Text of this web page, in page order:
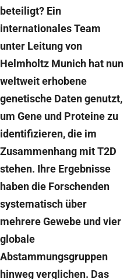
beteiligt? Ein
internationales Team
unter Leitung von
Helmholtz Munich hat nun
weltweit erhobene
genetische Daten genutzt,
um Gene und Proteine zu
identifizieren, die im
Zusammenhang mit T2D
stehen. Ihre Ergebnisse
haben die Forschenden
systematisch über
mehrere Gewebe und vier
globale
Abstammungsgruppen
hinweg verglichen. Das